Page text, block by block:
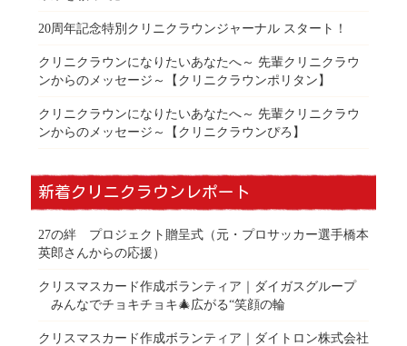
20周年記念特別クリニクラウンジャーナル スタート！
クリニクラウンになりたいあなたへ～ 先輩クリニクラウ
ンからのメッセージ～【クリニクラウンポリタン】
クリニクラウンになりたいあなたへ～ 先輩クリニクラウ
ンからのメッセージ～【クリニクラウンぴろ】
新着クリニクラウンレポート
27の絆 プロジェクト贈呈式（元・プロサッカー選手橋本
英郎さんからの応援）
クリスマスカード作成ボランティア｜ダイガスグループ
みんなでチョキチョキ🎄広がる“笑顔の輪
クリスマスカード作成ボランティア｜ダイトロン株式会社